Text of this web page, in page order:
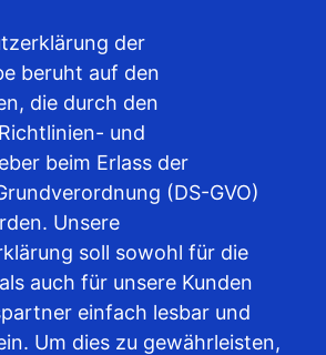
der
beruht auf den
die durch den
und
beim Erlass der
(DS-GVO)
Unsere
soll sowohl für die
auch für unsere Kunden
einfach lesbar und
Um dies zu gewährleisten,